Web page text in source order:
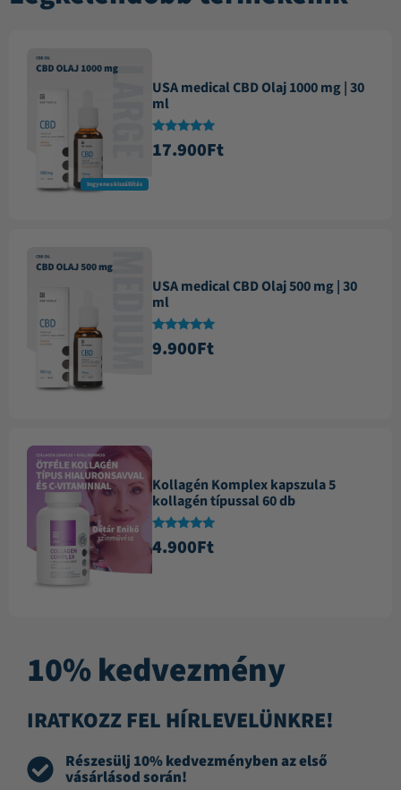
Ingyenes kiszállítás
USA medical CBD Olaj 1000 mg | 30
ml
Értékelés:
4.87
17.900Ft
USA medical CBD Olaj 500 mg | 30
ml
Értékelés:
4.84
9.900Ft
Kollagén Komplex kapszula 5
kollagén típussal 60 db
Értékelés:
4.88
4.900Ft
10% kedvezmény
IRATKOZZ FEL HÍRLEVELÜNKRE!
Részesülj 10% kedvezményben az első
vásárlásod során!